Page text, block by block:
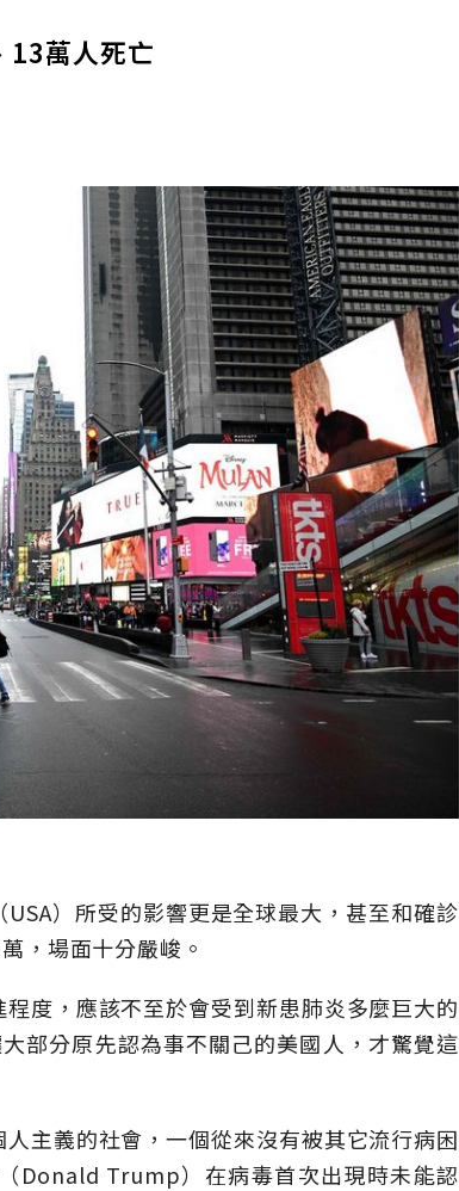
萬人死亡
）所受的影響更是全球最大，甚至和確診
，場面十分嚴峻。
度，應該不至於會受到新患肺炎多麼巨大的
部分原先認為事不關己的美國人，才驚覺這
主義的社會，一個從來沒有被其它流行病困
Donald Trump）在病毒首次出現時未能認